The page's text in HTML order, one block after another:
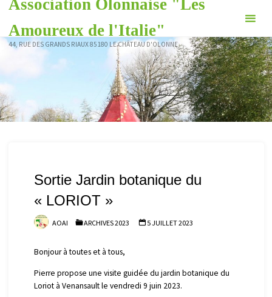
Skip
content
Association Olonnaise "Les
Amoureux de l'Italie"
44, RUE DES GRANDS RIAUX 85180 LE CHÂTEAU D'OLONNE
Sortie Jardin botanique du
« LORIOT »
AOAI ARCHIVES 2023 5 JUILLET 2023
Bonjour à toutes et à tous,
Pierre propose une visite guidée du jardin botanique du
Loriot à Venansault le vendredi 9 juin 2023.